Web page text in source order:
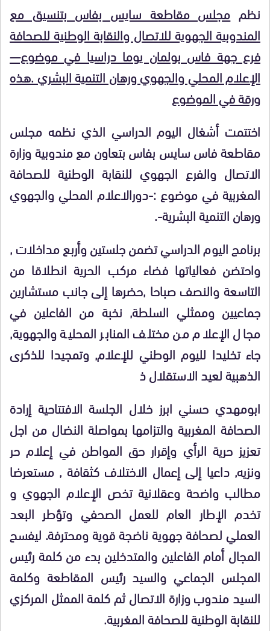
نظم مجلس مقاطعة سايس بفاس بتنسيق مع
المندوبية الجهوية للاتصال والنقابة الوطنية للصحافة
فرع جهة فاس بولمان يوما دراسيا في موضوع—
الإعلام المحلي والجهوي ورهان التنمية البشري .هذه
ورقة في الموضوع
اختتمت أشغال اليوم الدراسي الذي نظمه مجلس
مقاطعة فاس سايس بفاس بتعاون مع مندوبية وزارة
الاتصال والفرع الجهوي للنقابة الوطنية للصحافة
المغربية في موضوع :-دورالاعلام المحلي والجهوي
ورهان التنمية البشرية-.
برنامج اليوم الدراسي تضمن جلستين وأربع مداخلات ,
واحتضن فعالياتها فضاء مركب الحرية انطلاقا من
التاسعة والنصف صباحا ,حضرها إلى جانب مستشارين
جماعيين وممثلي السلطة, نخبة من الفاعلين في
مجال الإعلام من مختلف المنابر المحلية والجهوية,
جاء تخليدا لليوم الوطني للإعلام, وتمجيدا للذكرى
الذهبية لعيد الاستقلال ذ
ابومهدي حسني ابرز خلال الجلسة الافتتاحية إرادة
الصحافة المغربية والتزامها بمواصلة النضال من اجل
تعزيز حرية الرأي وإقرار حق المواطن في إعلام حر
ونزيه, داعيا إلى إعمال الاختلاف كثقافة , مستعرضا
مطالب واضحة وعقلانية تخص الإعلام الجهوي و
تخدم الإطار العام للعمل الصحفي وتؤطر البعد
العملي لصحافة جهوية ناضجة قوية ومحترفة. ليفسح
المجال أمام الفاعلين والمتدخلين بدء من كلمة رئيس
المجلس الجماعي والسيد رئيس المقاطعة وكلمة
السيد مندوب وزارة الاتصال ثم كلمة الممثل المركزي
للنقابة الوطنية للصحافة المغربية.